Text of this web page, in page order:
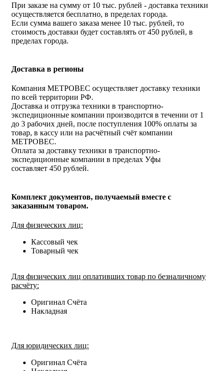
При заказе на сумму от 10 тыс. рублей - доставка техники
осуществляется бесплатно, в пределах города.
Если сумма вашего заказа менее 10 тыс. рублей, то
стоимость доставки будет составлять от 450 рублей, в
пределах города.
Доставка в регионы
Компания МЕТРОВЕС осуществляет доставку техники
по всей территории РФ.
Доставка и отгрузка техники в транспортно-
экспедиционные компании производится в течении от 1
до 3 рабочих дней, после поступления 100% оплаты за
товар, в кассу или на расчётный счёт компании
МЕТРОВЕС.
Оплата за доставку техники в транспортно-
экспедиционные компании в пределах Уфы
составляет 450 рублей.
Комплект документов, получаемый вместе с
заказанным товаром.
Для физических лиц:
Кассовый чек
Товарный чек
Для физических лиц оплативших товар по безналичному
расчёту:
Оригинал Счёта
Накладная
Для юридических лиц:
Оригинал Счёта